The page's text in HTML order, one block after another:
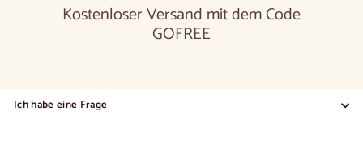
Kostenloser Versand mit dem Code
GOFREE
Ich habe eine Frage